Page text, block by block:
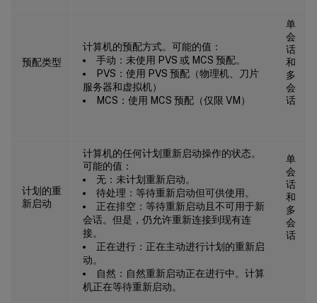
预配类型
计算机的预配方式。可能的值：
手动：未使用 PVS 或 MCS 预配。
PVS：使用 PVS 预配（物理机、刀片
服务器和虚拟机）
MCS：使用 MCS 预配（仅限 VM）
单
会
话
和
多
会
话
计划的重
新启动
计算机的任何计划重新启动操作的状态。
可能的值：
无：未计划重新启动。
待处理：等待重新启动但可供使用。
正在排空：等待重新启动且不可用于新
会话。但是，仍允许重新连接到现有连
接。
正在进行：正在主动进行计划的重新启
动。
自然：自然重新启动正在进行中。计算
机正在等待重新启动。
单
会
话
和
多
会
话